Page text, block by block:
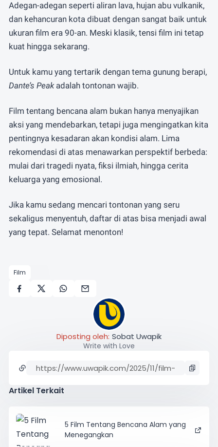
Adegan-adegan seperti aliran lava, hujan abu vulkanik,
dan kehancuran kota dibuat dengan sangat baik untuk
ukuran film era 90-an. Meski klasik, tensi film ini tetap
kuat hingga sekarang.
Untuk kamu yang tertarik dengan tema gunung berapi,
Dante’s Peakadalah tontonan wajib.
Film tentang bencana alam bukan hanya menyajikan
aksi yang mendebarkan, tetapi juga mengingatkan kita
pentingnya kesadaran akan kondisi alam. Lima
rekomendasi di atas menawarkan perspektif berbeda:
mulai dari tragedi nyata, fiksi ilmiah, hingga cerita
keluarga yang emosional.
Jika kamu sedang mencari tontonan yang seru
sekaligus menyentuh, daftar di atas bisa menjadi awal
yang tepat. Selamat menonton!
Film
Diposting oleh: Sobat Uwapik
Write with Love
Artikel Terkait
5 Film Tentang Bencana Alam yang
Menegangkan